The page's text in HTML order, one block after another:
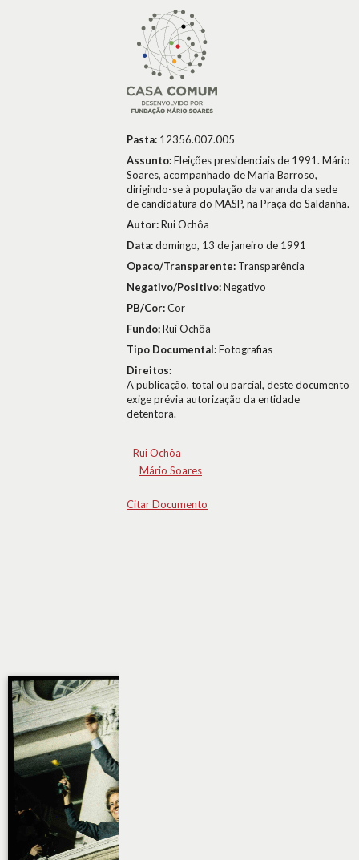
Pasta: 12356.007.005
Assunto:Eleições presidenciais de 1991. Mário
Soares, acompanhado de Maria Barroso,
dirigindo-se à população da varanda da sede
de candidatura do MASP, na Praça do Saldanha.
Autor:Rui Ochôa
Data:domingo, 13 de janeiro de 1991
Opaco/Transparente: Transparência
Negativo/Positivo:Negativo
PB/Cor:Cor
Fundo:Rui Ochôa
Tipo Documental:Fotografias
Direitos:
A publicação, total ou parcial, deste documento
exige prévia autorização da entidade
detentora.
Rui Ochôa
Mário Soares
Citar Documento